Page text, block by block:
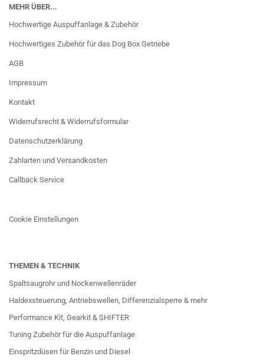
MEHR ÜBER...
Hochwertige Auspuffanlage & Zubehör
Hochwertiges Zubehör für das Dog Box Getriebe
AGB
Impressum
Kontakt
Widerrufsrecht & Widerrufsformular
Datenschutzerklärung
Zahlarten und Versandkosten
Callback Service
Cookie Einstellungen
THEMEN & TECHNIK
Spaltsaugrohr und Nockenwellenräder
Haldexsteuerung, Antriebswellen, Differenzialsperre & mehr
Performance Kit, Gearkit & SHIFTER
Tuning Zubehör für die Auspuffanlage
Einspritzdüsen für Benzin und Diesel